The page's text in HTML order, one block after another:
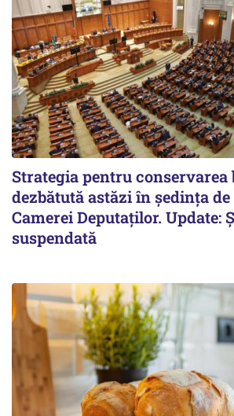
Strategia pentru
dezbătută astăzi în ședința de
Camerei Deputaților. Update:
suspendată